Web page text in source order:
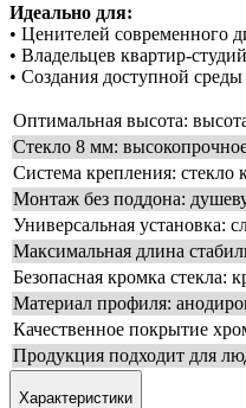
Идеально для:
• Ценителей современного
• Владельцев квартир-
• Создания доступной среды
Оптимальная высота:
Стекло 8 мм:
Система крепления:
Монтаж без поддона:
Универсальная установка:
Максимальная длина
Безопасная кромка стекла:
Материал профиля:
Качественное покрытие
Продукция подходит для
Характеристики